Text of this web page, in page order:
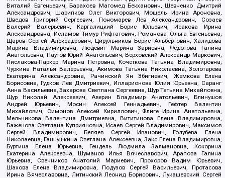
Виталий Евгеньевич, Барахоев Магомед Бекханович, Шевченко Дмитрий
Александрович, Шарипков Олег Викторович, Мошель Ирина Ароновна,
Шведов Григорий Сергеевич, Пономарев Лев Александрович, Созаев
Валерий Валерьевич, Каргалицкий Борис Юльевич, Исакова Ирина
Александровна, Исламов Тимур Рифгатович, Романова Ольга Евгеньевна,
Щаров Сергей Алексадрович, Цирульников Борис Альбертович, Халидова
Марина Владимировна, Людевиг Марина Зариевна, Федотова Галина
Анатольевна, Паутов Юрий Анатольевич, Верховский Александр Маркович,
Пислакова-Паркер Марина Петровна, Кочеткова Татьяна Владимировна,
Чуркина Наталья Валерьевна, Акимова Татьяна Николаевна, Золотарева
Екатерина Александровна, Рачинский Ян Збигневич, Жемкова Елена
Борисовна, Гудков Лев Дмитриевич, Илларионова Юлия Юрьевна, Саранг
Анна Васильевна, Захарова Светлана Сергеевна, Щур Татьяна Михайловна,
Щур Николай Алексеевич, Аверин Владимир Анатольевич, Блинушов
Андрей Юрьевич, Мосин Алексей Геннадьевич, Гефтер Валентин
Михайлович, Симонов Алексей Кириллович, Флиге Ирина Анатольевна,
Мельникова Валентина Дмитриевна, Вититинова Елена Владимировна,
Баженова Светлана Куприяновна, Исаев Сергей Владимирович, Максимов
Сергей Владимирович, Беляев Сергей Иванович, Голубева Елена
Николаевна, Ганнушкина Светлана Алексеевна, Закс Елена Владимировна,
Буртина Елена Юрьевна, Гендель Людмила Залмановна, Кокорина
Екатерина Алексеевна, Шуманов Илья Вячеславович, Арапова Галина
Юрьевна, Свечников Анатолий Мариевич, Прохоров Вадим Юрьевич,
Шахова Елена Владимировна, Подузов Сергей Васильевич, Протасова
Ирина Вячеславовна, Литинский Леонид Борисович, Лукашевский Сергей